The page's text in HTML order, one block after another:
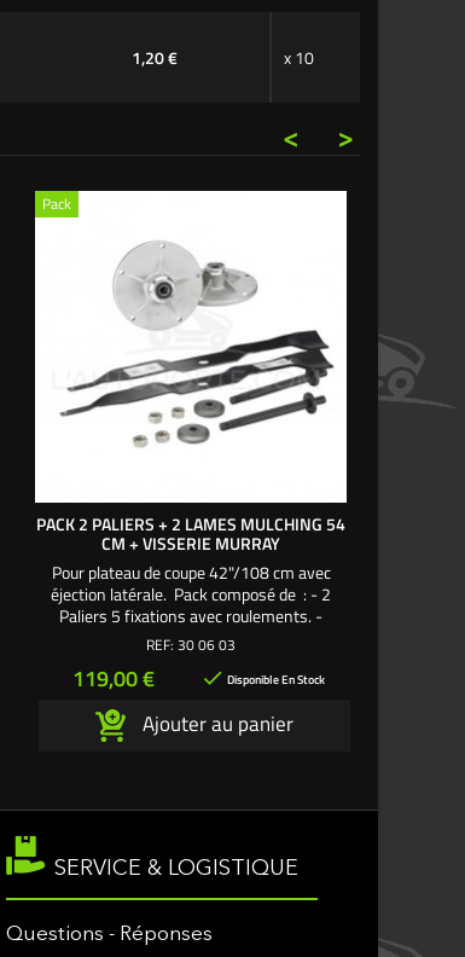
1,20 € x 10
>
<
Pack
PACK 2 PALIERS + 2 LAMES MULCHING 54
CM + VISSERIE MURRAY
Pour plateau de coupe 42"/108 cm avec
éjection latérale. Pack composé de : - 2
Paliers 5 fixations avec roulements. -
2 Lames mulching 54 cm. - 2 Axes de
2 Supports de lame. - 4 Écrous axe palier. -
Une création exclusive L'autoporté.com ®
REF: 30 06 03
Prix
119,00 €  Disponible En Stock
Ajouter au panier
SERVICE & LOGISTIQUE
Questions - Réponses